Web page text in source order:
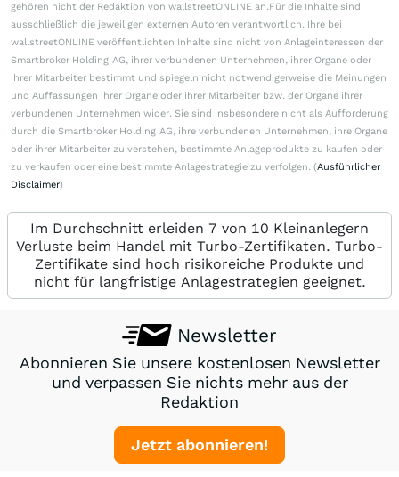
gehören nicht der Redaktion von wallstreetONLINE an.Für die Inhalte sind
ausschließlich die jeweiligen externen Autoren verantwortlich. Ihre bei
wallstreetONLINE veröffentlichten Inhalte sind nicht von Anlageinteressen der
Smartbroker Holding AG, ihrer verbundenen Unternehmen, ihrer Organe oder
ihrer Mitarbeiter bestimmt und spiegeln nicht notwendigerweise die Meinungen
und Auffassungen ihrer Organe oder ihrer Mitarbeiter bzw. der Organe ihrer
verbundenen Unternehmen wider. Sie sind insbesondere nicht als Aufforderung
durch die Smartbroker Holding AG, ihre verbundenen Unternehmen, ihre Organe
oder ihrer Mitarbeiter zu verstehen, bestimmte Anlageprodukte zu kaufen oder
zu verkaufen oder eine bestimmte Anlagestrategie zu verfolgen. (Ausführlicher
Disclaimer)
Im Durchschnitt erleiden 7 von 10 Kleinanlegern
Verluste beim Handel mit Turbo-Zertifikaten. Turbo-
Zertifikate sind hoch risikoreiche Produkte und
nicht für langfristige Anlagestrategien geeignet.
Newsletter
Abonnieren Sie unsere kostenlosen Newsletter
und verpassen Sie nichts mehr aus der
Redaktion
Jetzt abonnieren!